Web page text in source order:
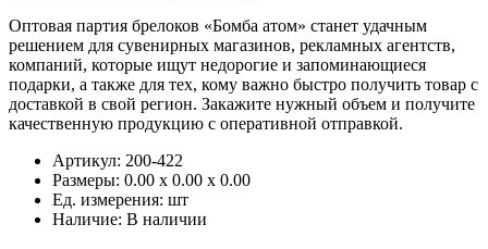
Оптовая партия брелоков «Бомба атом» станет удачным
решением для сувенирных магазинов, рекламных агентств,
компаний, которые ищут недорогие и запоминающиеся
подарки, а также для тех, кому важно быстро получить товар с
доставкой в свой регион. Закажите нужный объем и получите
качественную продукцию с оперативной отправкой.
Артикул: 200-422
Размеры: 0.00 х 0.00 х 0.00
Ед. измерения: шт
Наличие: В наличии